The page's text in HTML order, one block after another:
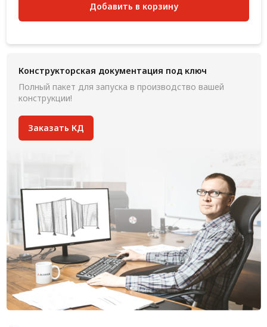
Добавить в корзину
Конструкторская документация под ключ
Полный пакет для запуска в производство вашей
конструкции!
Заказать КД